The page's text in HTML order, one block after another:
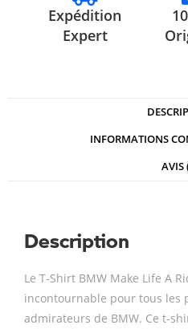
Expédition
Expert
INFORMATIONS
AVIS
Description
Le T-Shirt BMW Make Life A
incontournable pour tous les
admirateurs de BMW. Ce t-